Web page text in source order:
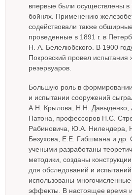
впервые были осуществлены в
бойнях. Применению
содействовали также
проведенные в 1891 г. в
Н. А. Белелюбского. В 1900
Покровский провел испытания
резервуаров.
Большую роль в
и испытании сооружений
А.Н. Крылова, H.Н.
Патона, профессоров Н.С.
Рабиновича, Ю.А. Нилендера,
Безухова, E.Е. Гибшмана и др.
учеными разработаны
методики, созданы
для обследований и
использованы
эффекты. В настоящее время